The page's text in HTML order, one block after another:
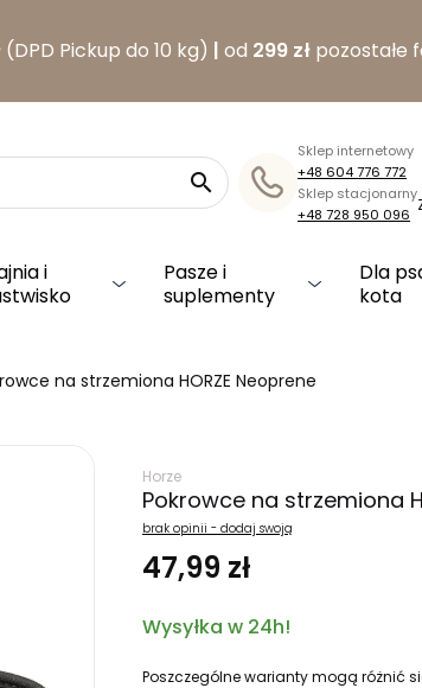
(DPD Pickup do 10 kg) | od 299 zł pozostałe

Sklep internetowy
+48 604 776 772
Sklep stacjonarny
+48 728 950 096
i
Pasze i
suplementy
Dla
kota
na strzemiona HORZE Neoprene
Horze
Pokrowce na strzemiona
brak opinii - dodaj swoją
47,99 zł
Wysyłka w 24h!
Poszczególne warianty mogą różnić